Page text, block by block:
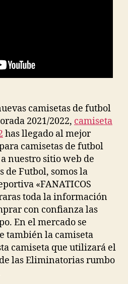
camisetas de futbol
2021/2022, camiseta
has llegado al mejor
camisetas de futbol
nuestro sitio web de
de Futbol, somos la
«FANATICOS
toda la información
con confianza las
En el mercado se
también la camiseta
camiseta que utilizará el
las Eliminatorias rumbo